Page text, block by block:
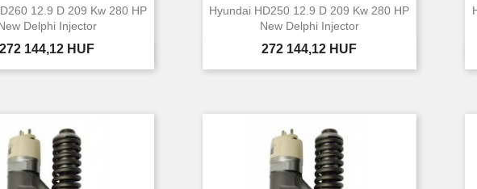
12.9 D 209 Kw 280 HP
Delphi Injector
Ár
272 144,12 HUF
Előnézet
Hyundai HD250 12.9 D 209 Kw 280 HP
New Delphi Injector
Ár
272 144,12 HUF
Előnézet